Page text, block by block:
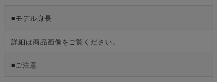
■モデル身長
詳細は商品画像をご覧ください。
■ご注意